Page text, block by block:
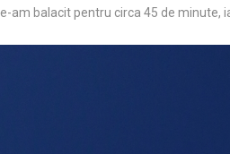
am balacit pentru circa 45 de minute,